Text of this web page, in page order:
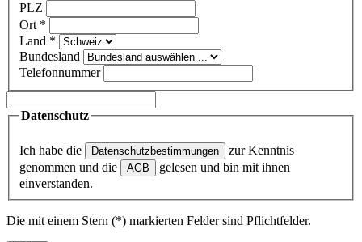
PLZ
Ort *
Land *
Bundesland
Telefonnummer
Datenschutz
Ich habe die Datenschutzbestimmungen
zur Kenntnis
genommen und die
AGB
gelesen und bin mit ihnen
einverstanden.
Die mit einem Stern (*) markierten Felder sind Pflichtfelder.